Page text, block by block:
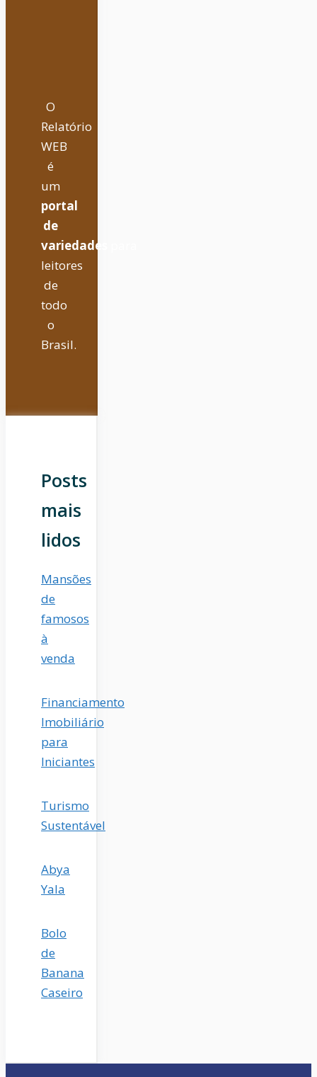
O
Relatório
WEB
é
um
portal
de
variedades
leitores
de
todo
o
Brasil.
Posts
mais
lidos
Mansões
de
famosos
à
venda
Financiamento
Imobiliário
para
Iniciantes
Turismo
Sustentável
Abya
Yala
Bolo
de
Banana
Caseiro